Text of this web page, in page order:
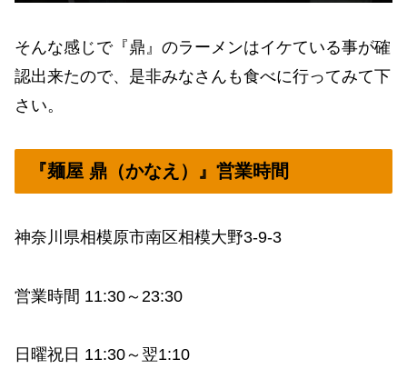
そんな感じで『鼎』のラーメンはイケている事が確
認出来たので、是非みなさんも食べに行ってみて下
さい。
『麺屋 鼎（かなえ）』営業時間
神奈川県相模原市南区相模大野3-9-3
営業時間 11:30～23:30
日曜祝日 11:30～翌1:10